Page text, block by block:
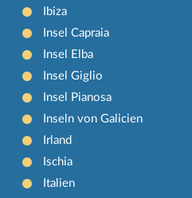
Ibiza
Insel Capraia
Insel Elba
Insel Giglio
Insel Pianosa
Inseln von Galicien
Irland
Ischia
Italien